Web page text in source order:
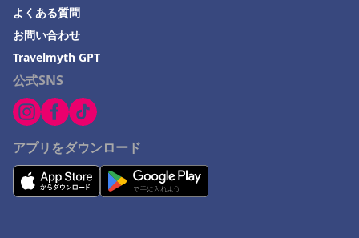
公式SNS
アプリをダウンロード
よくある質問
お問い合わせ
Travelmyth GPT